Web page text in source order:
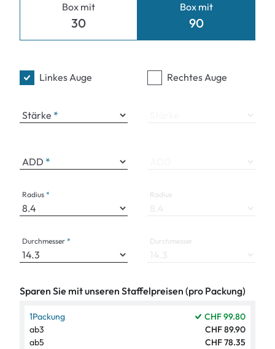
Box mit
30
Box mit
90
Linkes Auge
Stärke
ADD
Radius
Durchmesser
Rechtes Auge
Radius
Durchmesser
Sparen Sie mit unseren Staffelpreisen (pro Packung)
1Packung
CHF 99.80
ab3
CHF 89.90
ab5
CHF 78.35